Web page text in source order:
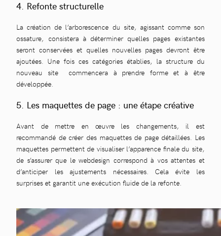
4. Refonte structurelle
La création de l’arborescence du site, agissant comme son
ossature, consistera à déterminer quelles pages existantes
seront conservées et quelles nouvelles pages devront être
ajoutées. Une fois ces catégories établies, la structure du
nouveau site commencera à prendre forme et à être
développée.
5. Les maquettes de page : une étape créative
Avant de mettre en œuvre les changements, il est
recommandé de créer des maquettes de page détaillées. Les
maquettes permettent de visualiser l’apparence finale du site,
de s’assurer que le webdesign correspond à vos attentes et
d’anticiper les ajustements nécessaires. Cela évite les
surprises et garantit une exécution fluide de la refonte.